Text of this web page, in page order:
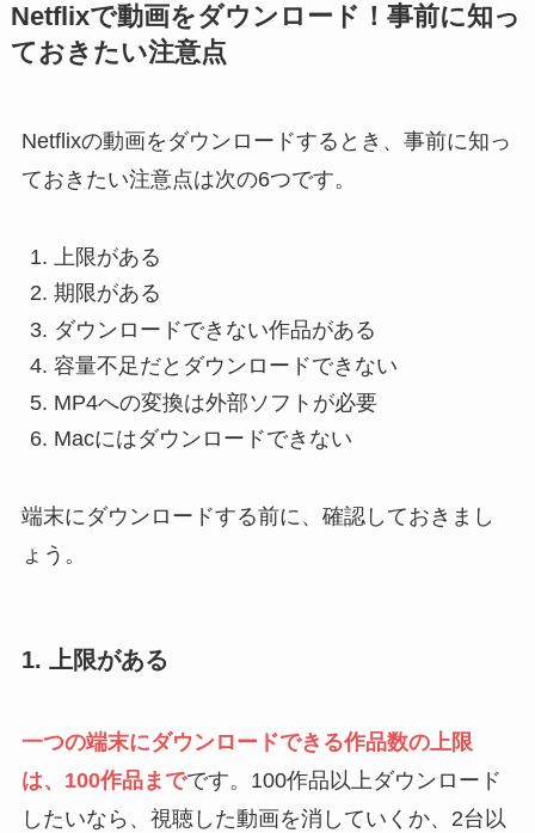
Netflixで動画をダウンロード！事前に知っ
ておきたい注意点
Netflixの動画をダウンロードするとき、事前に知っ
ておきたい注意点は次の6つです。
上限がある
期限がある
ダウンロードできない作品がある
容量不足だとダウンロードできない
MP4への変換は外部ソフトが必要
Macにはダウンロードできない
端末にダウンロードする前に、確認しておきまし
ょう。
1. 上限がある
一つの端末にダウンロードできる作品数の上限
は、100作品までです。100作品以上ダウンロード
したいなら、視聴した動画を消していくか、2台以